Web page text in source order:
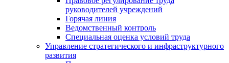
руководителей учреждений
Горячая линия
Ведомственный контроль
Специальная оценка условий труда
Управление стратегического и инфраструктурного
развития